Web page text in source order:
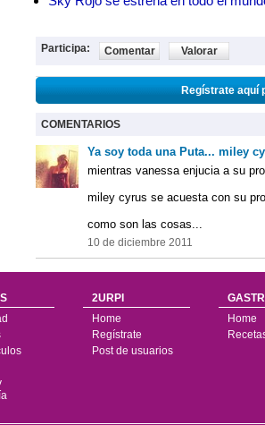
Participa: Comentar Valorar
Regístrate aquí
COMENTARIOS
Ya soy toda una Puta... miley
mientras vanessa enjucia a su
miley cyrus se acuesta con su
como son las cosas...
10 de diciembre 2011
2URPI
Home
Regístrate
Post de usuarios
Home